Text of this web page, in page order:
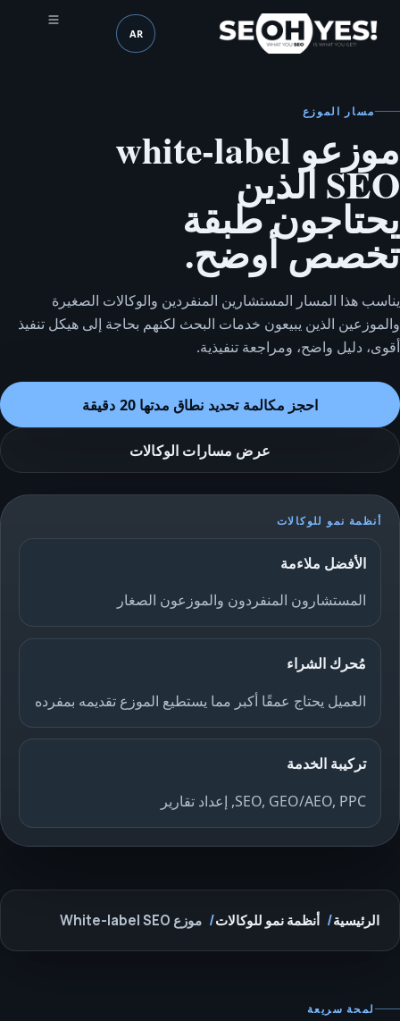
SEOH اللغة (mobile header)
AR
مسار الموزع
موزعو white-label
SEO الذين
يحتاجون طبقة
تخصص أوضح.
يناسب هذا المسار المستشارين المنفردين والوكالات الصغيرة
والموزعين الذين يبيعون خدمات البحث لكنهم بحاجة إلى هيكل تنفيذ
أقوى، دليل واضح، ومراجعة تنفيذية.
احجز مكالمة تحديد نطاق مدتها 20 دقيقة
عرض مسارات الوكالات
أنظمة نمو للوكالات
الأفضل ملاءمة
المستشارون المنفردون والموزعون الصغار
مُحرك الشراء
العميل يحتاج عمقًا أكبر مما يستطيع الموزع تقديمه بمفرده
تركيبة الخدمة
SEO, GEO/AEO, PPC, إعداد تقارير
الرئيسية أنظمة نمو للوكالات موزع White-label SEO
لمحة سريعة